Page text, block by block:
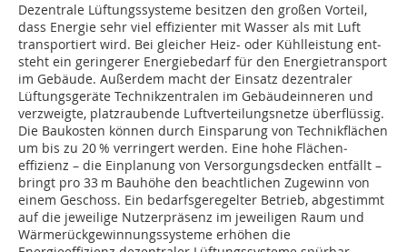
Dezentrale Lüftungssysteme besitzen den großen Vorteil,
dass Energie sehr viel effizienter mit Wasser als mit Luft
transportiert wird. Bei gleicher Heiz- oder Kühlleistung ent­
steht ein geringerer Energiebedarf für den Energietransport
im Gebäude. Außerdem macht der Einsatz dezentraler
Lüftungsgeräte Technikzentralen im Gebäudeinneren und
verzweigte, platzraubende Luftverteilungsnetze überflüssig.
Die Baukosten können durch Einsparung von Technikflächen
um bis zu 20 % verringert werden. Eine hohe Flächen­
effizienz – die Einplanung von Versorgungsdecken entfällt –
bringt pro 33 m Bauhöhe den beachtlichen Zugewinn von
einem Geschoss. Ein bedarfsgeregelter Betrieb, abgestimmt
auf die jeweilige Nutzerpräsenz im jeweiligen Raum und
Wärmerückgewinnungssysteme erhöhen die